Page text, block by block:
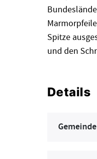
Spitze
und den
Details